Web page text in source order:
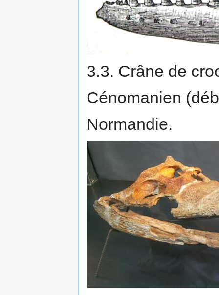
3.3. Crâne de
Cénomanien
Normandie.